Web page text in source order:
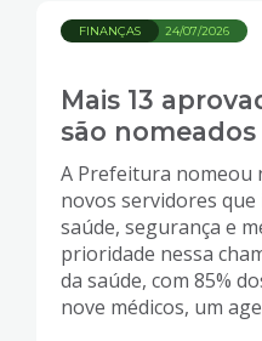
24/07/2026
FINANÇAS
Mais 13
são
A Prefeitura nomeou
novos servidores
saúde, segurança e
prioridade nessa
da saúde, com 85%
nove médicos, um